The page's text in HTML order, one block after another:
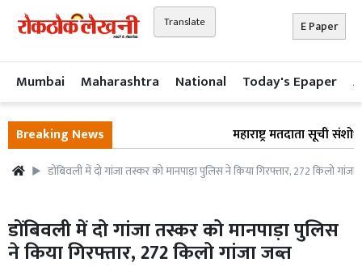
Translate E Paper
Mumbai Maharashtra National Today's Epaper
Breaking News महाराष्ट्र मतदाता सूची
डोंबिवली में दो गांजा तस्कर को मानपाड़ा पुलिस ने किया गिरफ्तार, 272 किलो गांजा
डोंबिवली में दो गांजा तस्कर को मानपाड़ा पुलिस
ने किया गिरफ्तार, 272 किलो गांजा जब्त